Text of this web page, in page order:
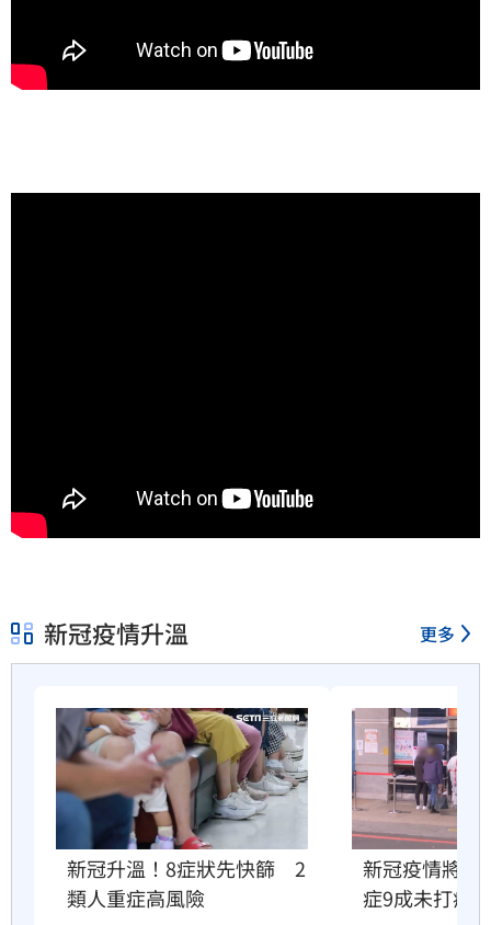
新冠疫情升溫 更多
新冠升溫！8症狀先快篩　2
類人重症高風險
新冠疫情將衝
症9成未打疫苗